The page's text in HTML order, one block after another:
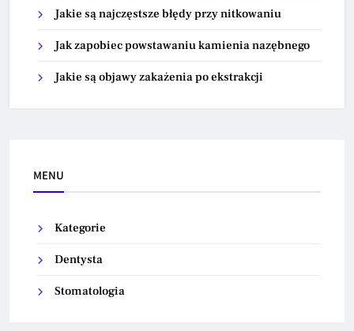
Jakie są najczęstsze błędy przy nitkowaniu
Jak zapobiec powstawaniu kamienia nazębnego
Jakie są objawy zakażenia po ekstrakcji
MENU
Kategorie
Dentysta
Stomatologia